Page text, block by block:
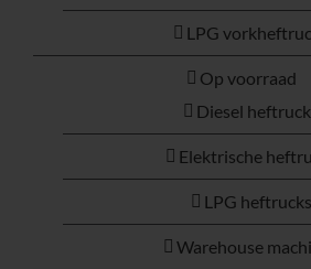
LPG
Op voorraad
Diesel
Elektrische
LPG heftrucks
Warehouse